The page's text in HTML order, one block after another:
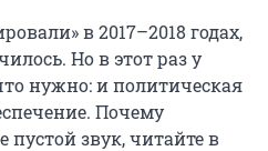
в 2017–2018 годах,
Но в этот раз у
нужно: и политическая
Почему
пустой звук, читайте в